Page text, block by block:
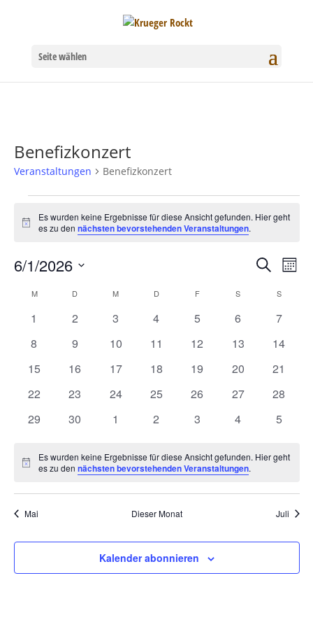
Seite wählen
Benefizkonzert
Veranstaltungen Benefizkonzert
Veranstaltungen
Hinweis
Es wurden keine Ergebnisse für diese Ansicht gefunden. Hier geht
es zu dennächsten bevorstehenden Veranstaltungen.
Suche
und
Suche
6/1/2026
Kalender
von
Veranstaltungen
MMONTAG D DIENSTAGM MITTWOCH
DDONNERSTAG
FFREITAG S SAMSTAGS
0
1
0
2
0
3
0
4
0
5
0
6
0
7
0
8
0
9
0
10
0
11
0
12
0
13
0
14
0
15
0
16
0
17
0
18
0
19
0
20
0
21
0
22
0
23
0
24
0
25
0
26
0
27
0
28
0
29
0
30
0
1
0
2
0
3
0
4
0
5
Hinweis
Es wurden keine Ergebnisse für diese Ansicht gefunden. Hier geht
es zu dennächsten bevorstehenden Veranstaltungen.
Mai Dieser Monat Juli
Kalender abonnieren